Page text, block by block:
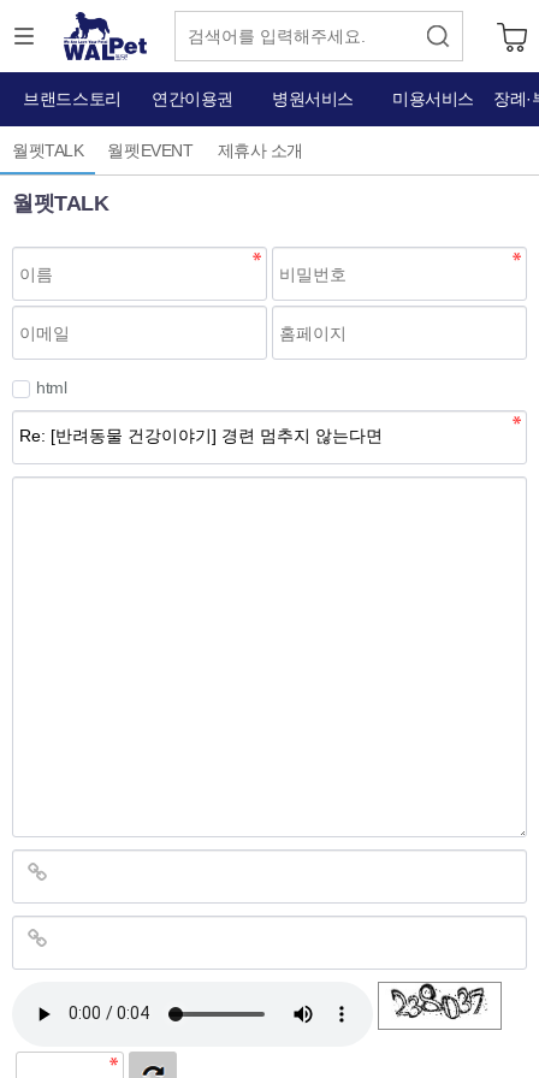
브랜드스토리 연간이용권 병원서비스 미용서비스 장례·
월펫TALK
월펫TALK 월펫EVENT 제휴사 소개
html